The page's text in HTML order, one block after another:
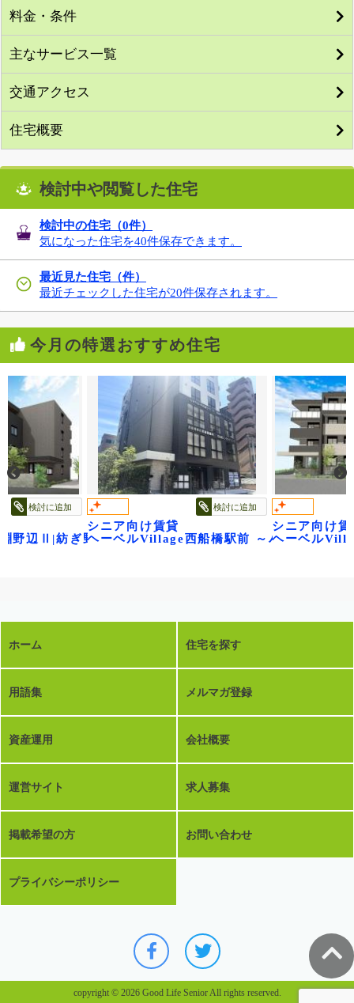
料金・条件
主なサービス一覧
交通アクセス
住宅概要
検討中や閲覧した住宅
検討中の住宅（0件）
気になった住宅を40件保存できます。
最近見た住宅（件）
最近チェックした住宅が20件保存されます。
今月の特選おすすめ住宅
検討に追加
野辺Ⅱ|紡ぎ野
検討に追加
シニア向け賃貸
ヘーベルVillage西船橋駅前 ～パティオメー
シニア向け賃
ヘーベル
ホーム 住宅を探す
用語集 メルマガ登録
資産運用 会社概要
運営サイト 求人募集
掲載希望の方 お問い合わせ
プライバシーポリシー
copyright © 2026 Good Life Senior All rights reserved.